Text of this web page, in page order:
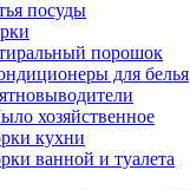
посуды
порошок
для белья
хозяйственное
кухни
ванной и туалета